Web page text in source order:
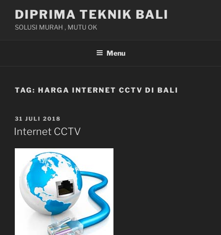
content
DIPRIMA TEKNIK BALI
SOLUSI MURAH , MUTU OK
Menu
TAG: HARGA INTERNET CCTV DI BALI
POSTED
ON
31 JULI 2018
Internet CCTV